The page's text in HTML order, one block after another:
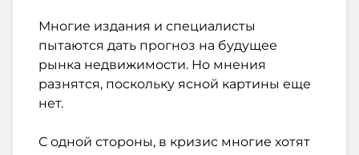
Многие издания и специалисты
пытаются дать прогноз на будущее
рынка недвижимости. Но мнения
разнятся, поскольку ясной картины еще
нет.
С одной стороны, в кризис многие хотят